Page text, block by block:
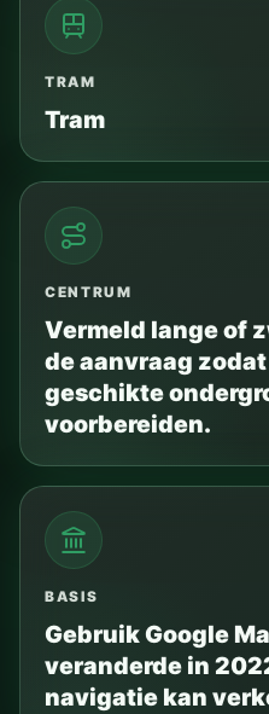
TRAM
Tram
CENTRUM
Vermeld lange of
de aanvraag
geschikte
voorbereiden.
BASIS
Gebruik Google
veranderde in
navigatie kan